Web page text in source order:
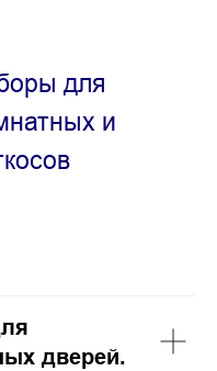
для
и
дверей.